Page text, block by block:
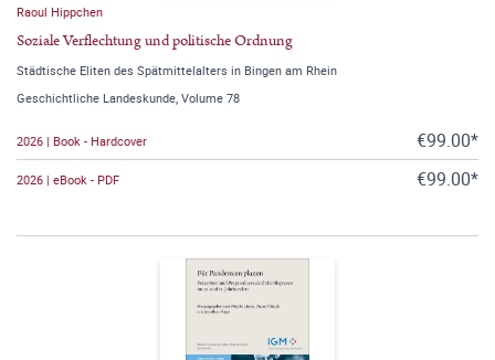
Raoul Hippchen
Soziale Verflechtung und politische Ordnung
Städtische Eliten des Spätmittelalters in Bingen am Rhein
Geschichtliche Landeskunde, Volume 78
2026 | Book - Hardcover €99.00*
2026 | eBook - PDF €99.00*